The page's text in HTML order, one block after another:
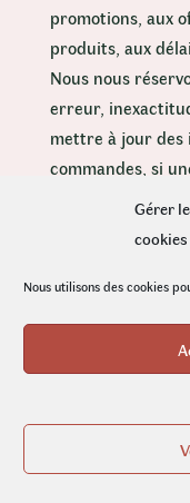
Gérer
cookies
Nous utilisons des cookies
promotions, aux
produits, aux
Nous nous
erreur,
mettre à jour des
commandes, si
Service ou sur
commande).
modifier ou de
Service ou sur
mais ne se
prix, sauf si